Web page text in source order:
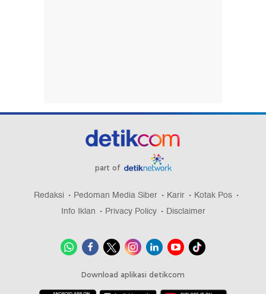
part of
Redaksi Pedoman Media Siber Karir
Kotak Pos
Info Iklan
Privacy Policy Disclaimer
Download aplikasi detikcom